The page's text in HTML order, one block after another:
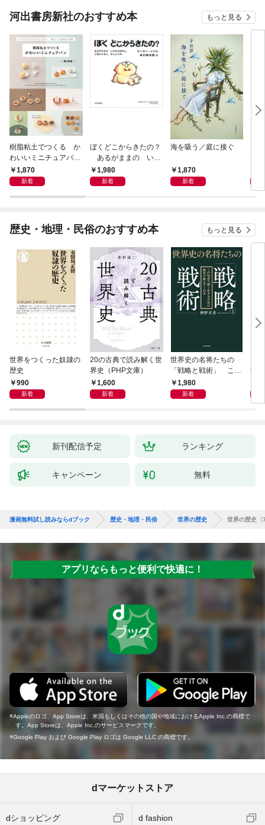
河出書房新社のおすすめ本 もっと見る
樹脂粘土でつくる か
わいいミニチュアパ
ン ベーキングパウダ
ーでふっくらふくら
燥タイム短縮！
1,870
新着
ぼくどこからきたの？
あるがままの いの
ちのはなし。ごまかし
なし、さしえつき。
1,980
新着
海を吸う／庭に接ぐ
1,870
新着
歴史・地理・民俗のおすすめ本 もっと見る
世界をつくった奴隷の
歴史
990
新着
20の古典で読み解く世
界史（PHP文庫）
1,600
新着
世界史の名将たちの
「戦略と戦術」 この
社会で賢く生きる方法
は歴史が教えてくれる
1,980
新着
痛
新刊配信予定 ランキング
キャンペーン 無料
漫画無料試し読みならdブック 歴史・地理・民俗 世界の歴史 世界の歴史〈
アプリならもっと便利で快適に！
Appleのロゴ、App Storeは、米国もしくはその他の国や地域におけるApple Inc.の商標で
す。App Storeは、Apple Inc.のサービスマークです。
Google Play および Google Play ロゴは Google LLC の商標です。
dマーケットストア
dショッピング d fashion